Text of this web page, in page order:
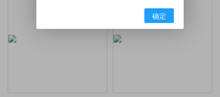
确定